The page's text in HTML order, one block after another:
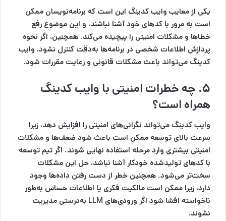
یکی از معایب وایب کدینگ این است که برنامه‌نویسان ممکن
است به مرور با کدهای خود آشنا نباشند، و این موضوع رفع
خطاها و مشکلات امنیتی را پیچیده می‌کند. همچنین، اگر نحوه
پردازش اطلاعات شخصی در برنامه‌ها به‌دقت کنترل نشود، وایب
کدینگ می‌تواند باعث مشکلات قانونی و رعایت مقررات شود.
۵. چه خطرات امنیتی با وایب کدینگ
همراه است؟
وایب کدینگ می‌تواند نگرانی‌های امنیتی را افزایش دهد، زیرا
سرعت بالای توسعه ممکن است باعث شود ضعف‌ها و مشکلات
امنیتی بیشتری وارد مرحله استفاده نهایی شوند. اگر تیم توسعه
با کدهای تولیدشده خودکار آشنا نباشد، حل این مشکلات
سخت‌تر می‌شود. همچنین خطر از دست رفتن داده‌ها وجود
دارد، زیرا ممکن است مالکیت فکری یا اطلاعات حساس به‌طور
ناخواسته افشا شود اگر ورودی‌های LLM به‌درستی مدیریت
نشوند.